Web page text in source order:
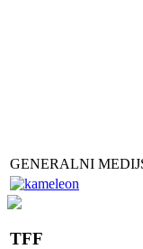
GENERALNI
TFF